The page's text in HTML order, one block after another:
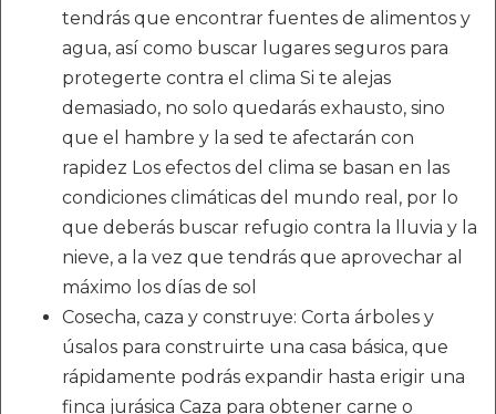
tendrás que encontrar fuentes de alimentos y
agua, así como buscar lugares seguros para
protegerte contra el clima Si te alejas
demasiado, no solo quedarás exhausto, sino
que el hambre y la sed te afectarán con
rapidez Los efectos del clima se basan en las
condiciones climáticas del mundo real, por lo
que deberás buscar refugio contra la lluvia y la
nieve, a la vez que tendrás que aprovechar al
máximo los días de sol
Cosecha, caza y construye: Corta árboles y
úsalos para construirte una casa básica, que
rápidamente podrás expandir hasta erigir una
finca jurásica Caza para obtener carne o